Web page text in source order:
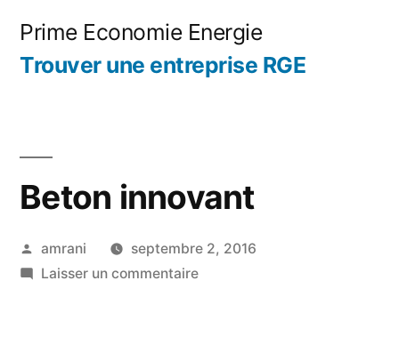
Prime Economie Energie
Trouver une entreprise RGE
Beton innovant
Publié
par
amrani
septembre 2, 2016
Laisser un commentairesur